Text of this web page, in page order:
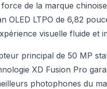
de la marque
OLED LTPO de 6,82
visuelle fluide et
principal de 50 MP
XD Fusion Pro
photophones du